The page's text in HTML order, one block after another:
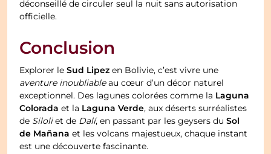
déconseillé de circuler seul la nuit sans autorisation
officielle.
Conclusion
Explorer leSud Lipez en Bolivie, c’est vivre une
aventure inoubliableau cœur d’un décor naturel
exceptionnel. Des lagunes colorées comme la Laguna
Colorada et la Laguna Verde, aux déserts surréalistes
de Siloliet de Dalí, en passant par les geysers duSol
de Mañana et les volcans majestueux, chaque instant
est une découverte fascinante.